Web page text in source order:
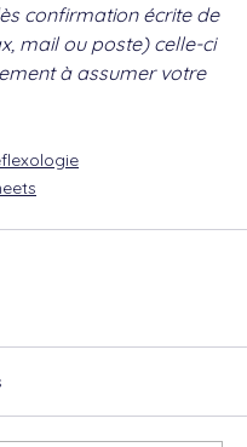
confirmation écrite de
mail ou poste) celle-ci
à assumer votre